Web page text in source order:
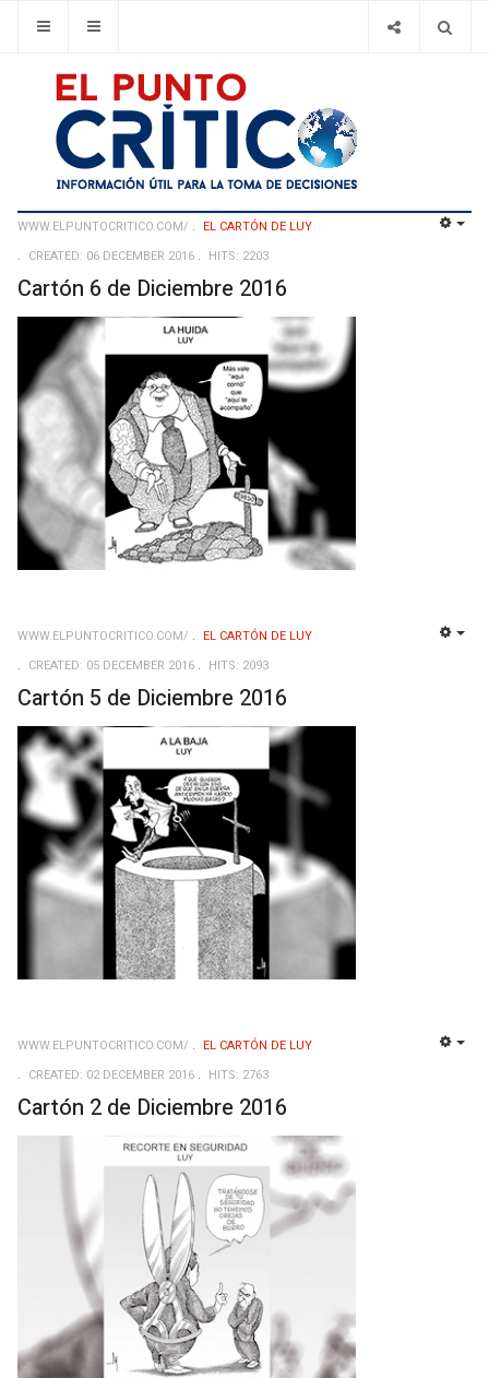
WWW.ELPUNTOCRITICO.COM/
EL CARTÓN DE LUY
CREATED: 06 DECEMBER 2016
HITS: 2203
Cartón 6 de Diciembre 2016
WWW.ELPUNTOCRITICO.COM/
EL CARTÓN DE LUY
CREATED: 05 DECEMBER 2016
HITS: 2093
Cartón 5 de Diciembre 2016
WWW.ELPUNTOCRITICO.COM/
EL CARTÓN DE LUY
CREATED: 02 DECEMBER 2016
HITS: 2763
Cartón 2 de Diciembre 2016